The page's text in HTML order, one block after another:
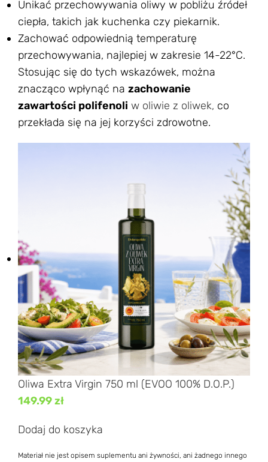
Unikać przechowywania oliwy w pobliżu źródeł
ciepła, takich jak kuchenka czy piekarnik.
Zachować odpowiednią temperaturę
przechowywania, najlepiej w zakresie 14-22°C.
Stosując się do tych wskazówek, można
znacząco wpłynąć na zachowanie
zawartości polifenoli w oliwie z oliwek, co
przekłada się na jej korzyści zdrowotne.
Oliwa Extra Virgin 750 ml (EVOO 100% D.O.P.)
149.99zł
Dodaj do koszyka
Materiał nie jest opisem suplementu ani żywności, ani żadnego innego